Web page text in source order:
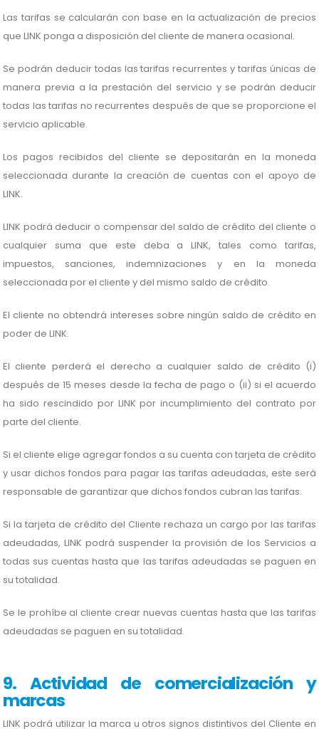
Las tarifas se calcularán con base en la actualización de precios
que LINK ponga a disposición del cliente de manera ocasional.
Se podrán deducir todas las tarifas recurrentes y tarifas únicas de
manera previa a la prestación del servicio y se podrán deducir
todas las tarifas no recurrentes después de que se proporcione el
servicio aplicable.
Los pagos recibidos del cliente se depositarán en la moneda
seleccionada durante la creación de cuentas con el apoyo de
LINK.
LINK podrá deducir o compensar del saldo de crédito del cliente o
cualquier suma que este deba a LINK, tales como tarifas,
impuestos, sanciones, indemnizaciones y en la moneda
seleccionada por el cliente y del mismo saldo de crédito.
El cliente no obtendrá intereses sobre ningún saldo de crédito en
poder de LINK.
El cliente perderá el derecho a cualquier saldo de crédito (i)
después de 15 meses desde la fecha de pago o (ii) si el acuerdo
ha sido rescindido por LINK por incumplimiento del contrato por
parte del cliente.
Si el cliente elige agregar fondos a su cuenta con tarjeta de crédito
y usar dichos fondos para pagar las tarifas adeudadas, este será
responsable de garantizar que dichos fondos cubran las tarifas.
Si la tarjeta de crédito del Cliente rechaza un cargo por las tarifas
adeudadas, LINK podrá suspender la provisión de los Servicios a
todas sus cuentas hasta que las tarifas adeudadas se paguen en
su totalidad.
Se le prohíbe al cliente crear nuevas cuentas hasta que las tarifas
adeudadas se paguen en su totalidad.
9. Actividad de comercialización y
marcas
LINK podrá utilizar la marca u otros signos distintivos del Cliente en